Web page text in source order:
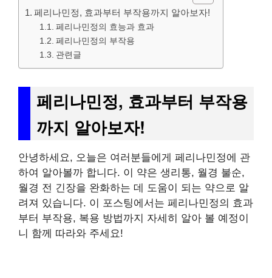
페리나민정, 효과부터 부작용까지 알아보자!
페리나민정의 효능과 효과
페리나민정의 부작용
관련글
페리나민정, 효과부터 부작용
까지 알아보자!
안녕하세요, 오늘은 여러분들에게 페리나민정에 관
하여 알아볼까 합니다. 이 약은 생리통, 월경 불순,
월경 전 긴장을 완화하는 데 도움이 되는 약으로 알
려져 있습니다. 이 포스팅에서는 페리나민정의 효과
부터 부작용, 복용 방법까지 자세히 알아 볼 예정이
니 함께 따라와 주세요!